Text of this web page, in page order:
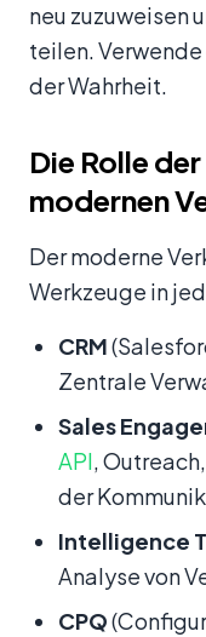
neu zuzuweisen
teilen.
der Wahrheit.
Die Rolle
modernen
Der moderne
Werkzeuge in
CRM
Zentrale
Sales
API,
der
Intelligence
Analyse von
CPQ